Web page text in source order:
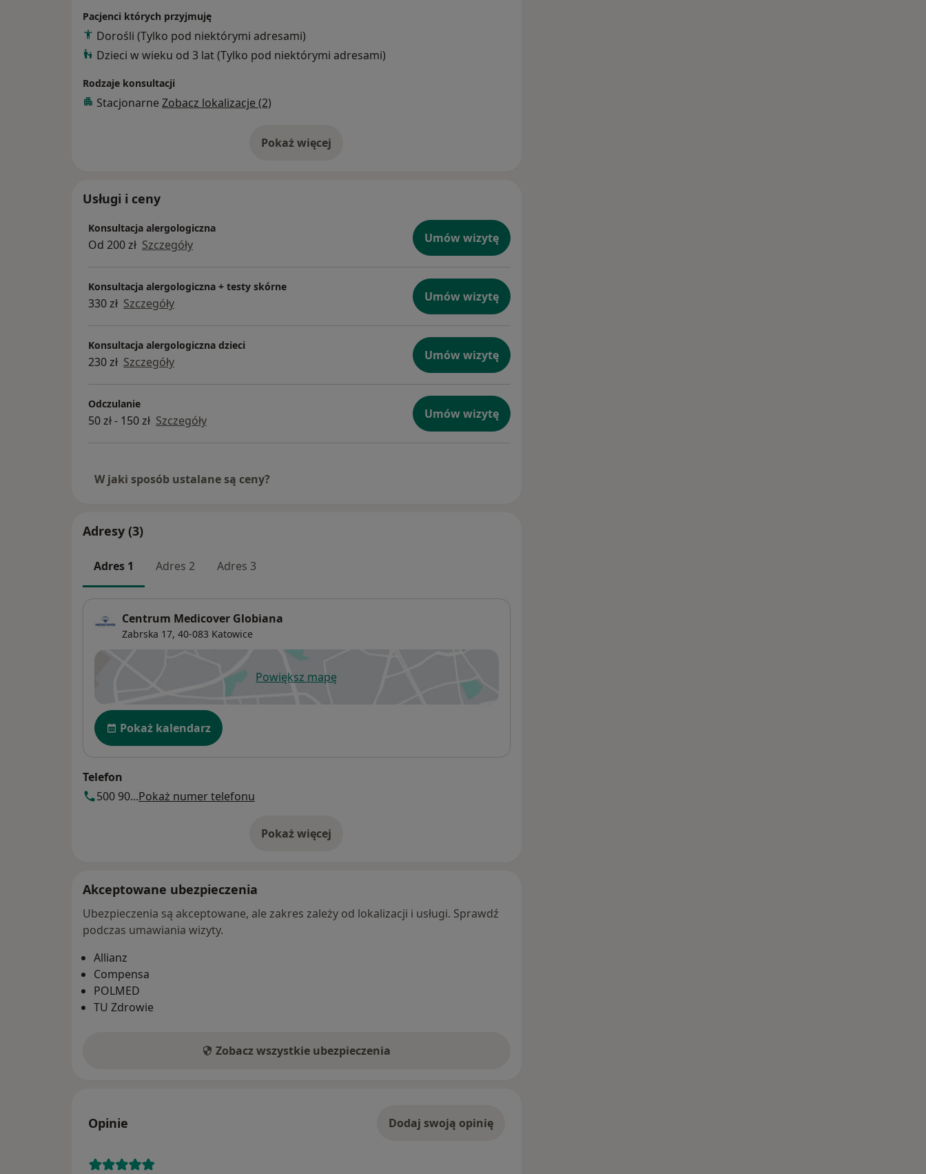
Skin Allergy Club EAACI Zurich 2018 r., EAACI Congress London 2020 r., a także w
XIII Międzynarodowym Kongresie PTA w Mikołajkach 2018 r.
Pacjenci których przyjmuję
Dorośli (Tylko pod niektórymi adresami)
Dzieci w wieku od 3 lat (Tylko pod niektórymi adresami)
Rodzaje konsultacji
Stacjonarne Zobacz lokalizacje (2)
Pokaż więcejo doświadczeniu
Usługi i ceny
Konsultacja alergologiczna
Od 200 zł Szczegóły Umów wizytę
Konsultacja alergologiczna + testy skórne
330 zł Szczegóły Umów wizytę
Konsultacja alergologiczna dzieci
230 zł Szczegóły Umów wizytę
Odczulanie
50 zł - 150 zł Szczegóły Umów wizytę
W jaki sposób ustalane są ceny?
Adresy (3)
Adres 1 Adres 2 Adres 3
Centrum Medicover Globiana
Zabrska 17, 40-083 Katowice
Powiększ mapęotwiera się w nowej karcie
Dostępność
Pokaż kalendarz
Telefon
500 90...Pokaż numer telefonu
Pokaż więcej
o adresie
Akceptowane ubezpieczenia
Ubezpieczenia są akceptowane, ale zakres zależy od lokalizacji i usługi. Sprawdź
podczas umawiania wizyty.
Allianz
Compensa
POLMED
TU Zdrowie
Zobacz wszystkie ubezpieczenia
Opinie Dodaj swoją opinię